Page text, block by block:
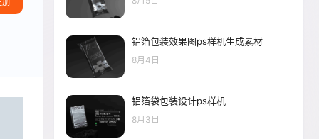
铝箔包装效果图ps样机生成素材
8月4日
铝箔袋包装设计ps样机
8月3日